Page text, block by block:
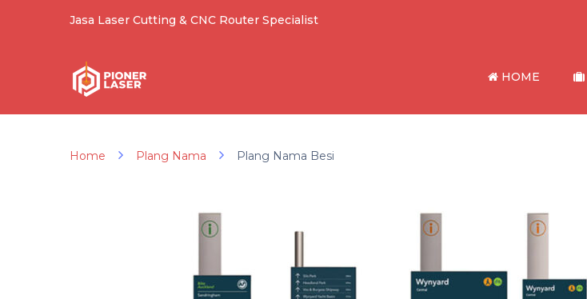
Jasa Laser Cutting & CNC Router Specialist
HOME
Home Plang Nama Plang Nama Besi